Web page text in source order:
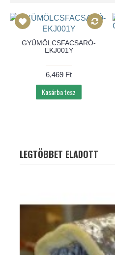
GYÜMÖLCSFACSARÓ-
EKJ001Y
6,469 Ft
Kosárba tesz
LEGTÖBBET ELADOTT